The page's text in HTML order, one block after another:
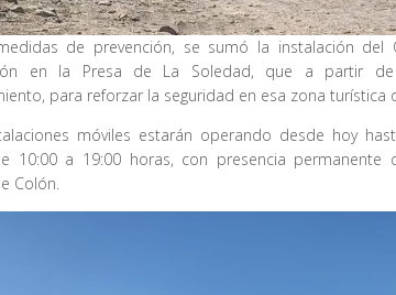
de prevención, se sumó la instalación
en la Presa de La Soledad, que a partir
para reforzar la seguridad en esa zona turística
móviles estarán operando desde hoy
10:00 a 19:00 horas, con presencia permanente
Colón.